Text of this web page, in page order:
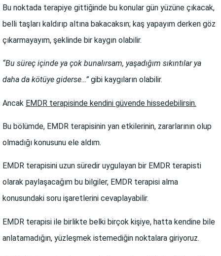
Bu noktada terapiye gittiğinde bu konular gün yüzüne çıkacak,
belli taşları kaldırıp altına bakacaksın; kaş yapayım derken göz
çıkarmayayım, şeklinde bir kaygın olabilir.
“Bu süreç içinde ya çok bunalırsam, yaşadığım sıkıntılar ya
daha da kötüye giderse…” gibi kaygıların olabilir.
Ancak EMDR terapisinde kendini güvende hissedebilirsin.
Bu bölümde, EMDR terapisinin yan etkilerinin, zararlarının olup
olmadığı konusunu ele aldım.
EMDR terapisini uzun süredir uygulayan bir EMDR terapisti
olarak paylaşacağım bu bilgiler, EMDR terapisi alma
konusundaki soru işaretlerini cevaplayabilir.
EMDR terapisi ile birlikte belki birçok kişiye, hatta kendine bile
anlatamadığın, yüzleşmek istemediğin noktalara giriyoruz.